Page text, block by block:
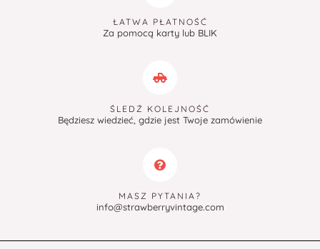
ŁATWA PŁATNOŚĆ
Za pomocą karty lub BLIK
ŚLEDŹ KOLEJNOŚĆ
Będziesz wiedzieć, gdzie jest Twoje zamówienie
MASZ PYTANIA?
info@strawberryvintage.com